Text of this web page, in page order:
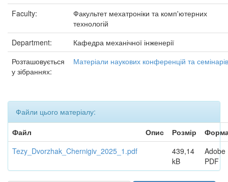
Faculty:
Факультет мехатроніки та комп'ютерних
технологій
Department:
Кафедра механічної інженерії
Розташовується
у зібраннях:
Матеріали наукових конференцій та семінарів
Файли цього матеріалу:
Файл
Опис Розмір
Tezy_Dvorzhak_Chernigiv_2025_1.pdf
439,14
kB
Adobe
PDF